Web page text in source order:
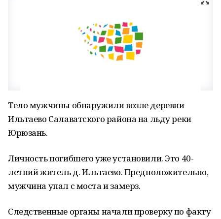
Тело мужчины обнаружили возле деревни
Ильтаево Салаватского района на льду реки
Юрюзань.
Личность погибшего уже установили. Это 40-
летний житель д. Ильтаево. Предположительно,
мужчина упал с моста и замерз.
Следственные органы начали проверку по факту